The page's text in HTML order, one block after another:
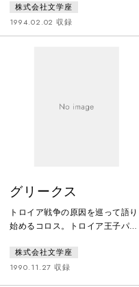
辛辣だがユーモアを忘れない女性
だ。ちょっとおせっかいのバイオ
リニスト、カラ・ヴァーナムはよ
楽しみだ。そんなある日、マーガ
株式会社文学座
1994.02.02 収録
グリークス
トロイア戦争の原因を巡って語り
始めるコロス。トロイア王子パリ
王メネラオスの妻ヘレネを奪回す
るためにギリシャ軍が集結する。
株式会社文学座
1990.11.27 収録